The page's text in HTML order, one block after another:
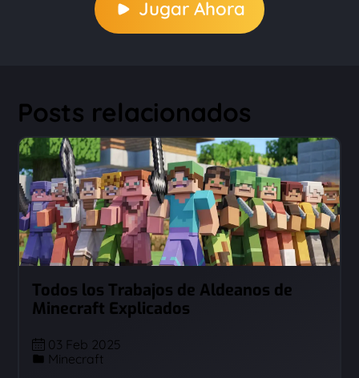
Jugar Ahora
Posts relacionados
Todos los Trabajos de Aldeanos de
Minecraft Explicados
03 Feb 2025
Minecraft